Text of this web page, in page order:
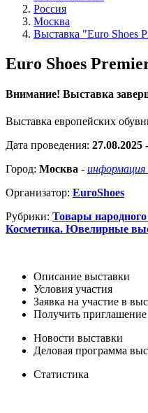
Россия
Москва
Выставка "Euro Shoes
Euro Shoes
Внимание! Выставка
Выставка европейских
Дата проведения: 27.08.2025
Город: Москва - информация
Организатор: EuroShoes
Рубрики: Товары
Косметика. Ювелирные
Описание выставки
Условия участия
Заявка на участие в
Получить приглашение
Новости выставки
Деловая программа
Статистика